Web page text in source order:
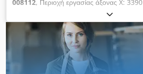
008112, Περιοχή εργασίας άξονας X:
εργασίας άξονας Y: 1535 mm Επιφάνεια
στήριξης με κενό Ισχύς κύριας ατράκτου:
ελεγχόμενων αξόνων: 5 άξονες Αριθμός
21 Αριθμός θέσεων εργαλείων: 14